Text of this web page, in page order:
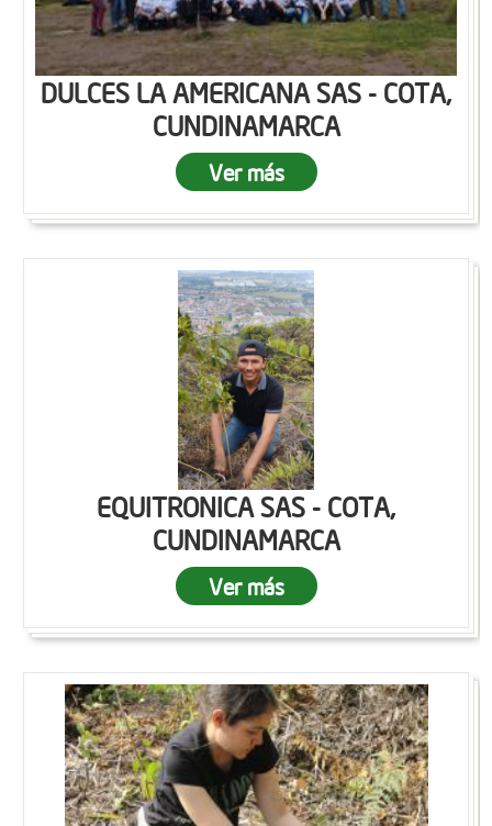
DULCES LA AMERICANA SAS - COTA,
CUNDINAMARCA
Ver más
EQUITRONICA SAS - COTA,
CUNDINAMARCA
Ver más